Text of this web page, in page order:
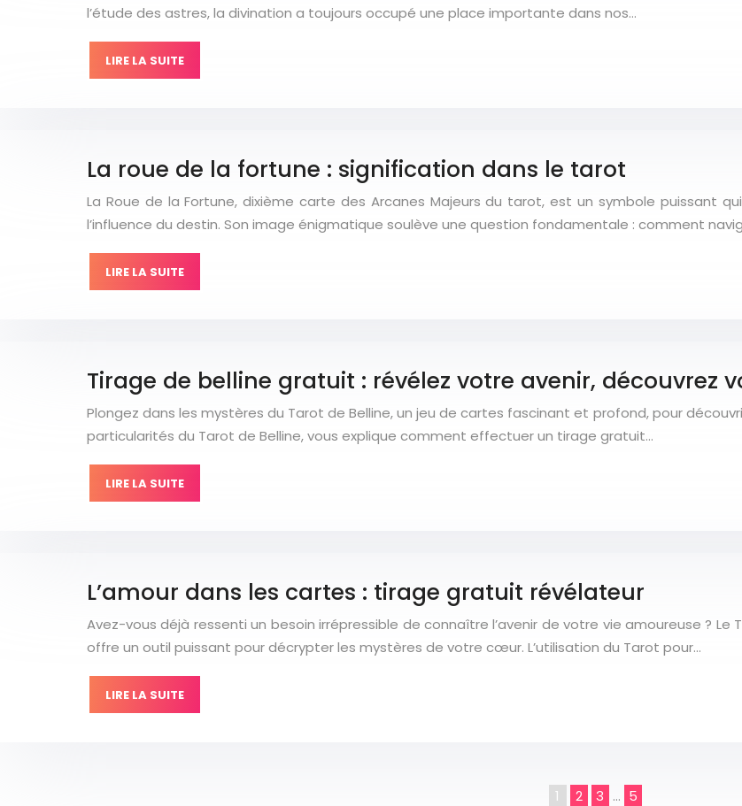
l’étude des astres, la divination a toujours occupé une place importante dans nos…
LIRE LA SUITE
La roue de la fortune : signification dans le tarot
La Roue de la Fortune, dixième carte des Arcanes Majeurs du tarot, est un symbole puissant
l’influence du destin. Son image énigmatique soulève une question fondamentale : comment
LIRE LA SUITE
Tirage de belline gratuit : révélez votre avenir, découvrez
Plongez dans les mystères du Tarot de Belline, un jeu de cartes fascinant et profond, pour
particularités du Tarot de Belline, vous explique comment effectuer un tirage gratuit…
LIRE LA SUITE
L’amour dans les cartes : tirage gratuit révélateur
Avez-vous déjà ressenti un besoin irrépressible de connaître l’avenir de votre vie amoureuse ?
offre un outil puissant pour décrypter les mystères de votre cœur. L’utilisation du Tarot pour…
LIRE LA SUITE
1 2 3 … 5